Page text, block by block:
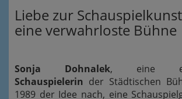
Liebe zur
eine verwahrloste Bühne
Sonja Dohnalek, eine
Schauspielerin der Städtischen
1989 der Idee nach, eine